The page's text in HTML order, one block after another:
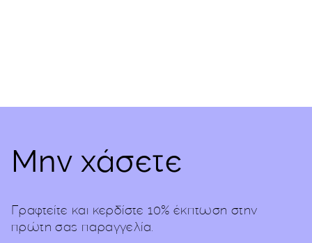
Μην χάσετε
Γραφτείτε και κερδίστε 10% έκπτωση στην
πρώτη σας παραγγελία.